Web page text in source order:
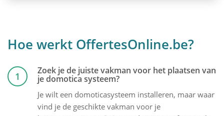
Hoe werkt OffertesOnline.be?
1 Zoek je de juiste vakman voor het plaatsen van
je domotica systeem?
Je wilt een domoticasysteem installeren, maar waar
vind je de geschikte vakman voor je